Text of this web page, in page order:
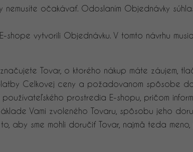
očakávať. Odoslaním Objednávky
shope vytvorili Objednávku. V tomto návrhu
Tovar, o ktorého nákup máte záujem,
Celkovej ceny a požadovanom spôsobe
prostredia E-shopu, pričom
Vami zvoleného Tovaru, spôsobu jeho
aby sme mohli doručiť Tovar, najmä teda